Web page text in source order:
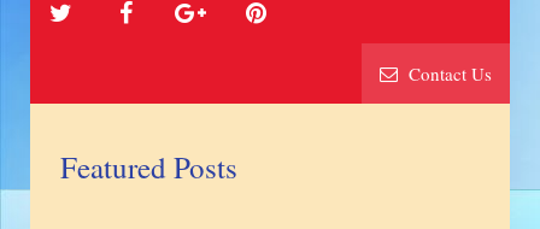
Contact Us
Featured Posts